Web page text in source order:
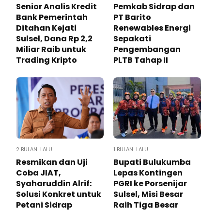
Senior Analis Kredit
Bank Pemerintah
Ditahan Kejati
Sulsel, Dana Rp 2,2
Miliar Raib untuk
Trading Kripto
Pemkab Sidrap dan
PT Barito
Renewables Energi
Sepakati
Pengembangan
PLTB Tahap II
2 BULAN LALU
Resmikan dan Uji
Coba JIAT,
Syaharuddin Alrif:
Solusi Konkret untuk
Petani Sidrap
1 BULAN LALU
Bupati Bulukumba
Lepas Kontingen
PGRI ke Porsenijar
Sulsel, Misi Besar
Raih Tiga Besar